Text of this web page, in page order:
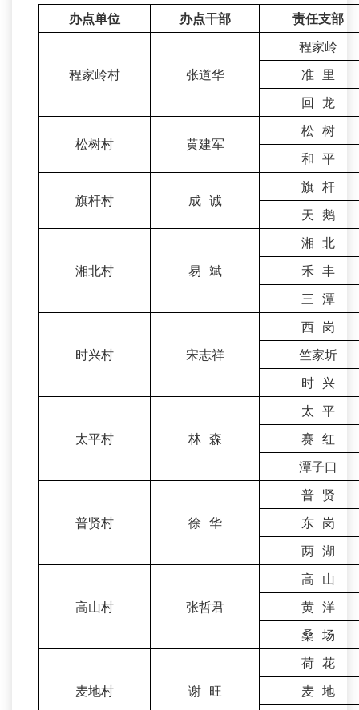
办点单位 办点干部 责任支部
程家岭村 张道华
程家岭
准 里
回 龙
松树村 黄建军
松 树
和 平
旗杆村 成 诚
旗 杆
天 鹅
湘北村 易 斌
湘 北
禾 丰
三 潭
时兴村 宋志祥
西 岗
竺家圻
时 兴
太平村 林 森
太 平
赛 红
潭子口
普贤村 徐 华
普 贤
东 岗
两 湖
高山村 张哲君
高 山
黄 洋
桑 场
麦地村 谢 旺
荷 花
麦 地